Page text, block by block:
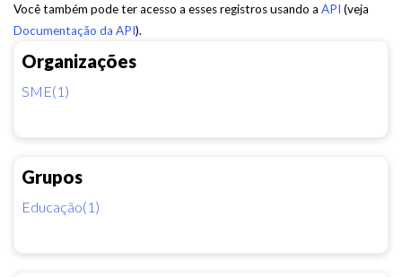
Organizações
SME(1)
Grupos
Educação(1)
Você também pode ter acesso a esses registros usando a API (veja
Documentação da API).